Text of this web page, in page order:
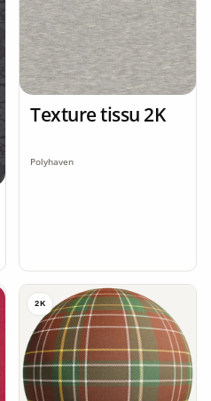
Texture tissu 2K
Polyhaven
2K